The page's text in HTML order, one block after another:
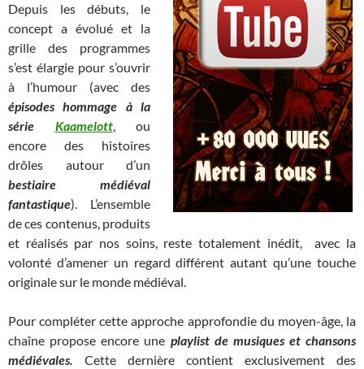
Depuis les débuts, le
concept a évolué et la
grille des programmes
s’est élargie pour s’ouvrir
à l’humour (avec des
épisodes hommage à la
série Kaamelott, ou
encore des histoires
drôles autour d’un
bestiaire médiéval
fantastique). L’ensemble
de ces contenus, produits
et réalisés par nos soins, reste totalement inédit, avec la
volonté d’amener un regard différent autant qu’une touche
originale sur le monde médiéval.
Pour compléter cette approche approfondie du moyen-âge, la
chaîne propose encore une playlist de musiques et chansons
médiévales. Cette dernière contient exclusivement des